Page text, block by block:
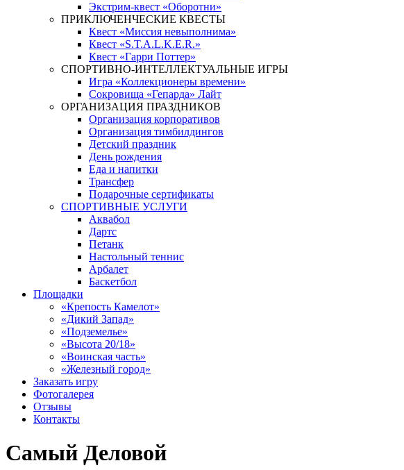
Экстрим-квест «Оборотни»
ПРИКЛЮЧЕНЧЕСКИЕ КВЕСТЫ
Квест «Миссия невыполнима»
Квест «S.T.A.L.K.E.R.»
Квест «Гарри Поттер»
СПОРТИВНО-ИНТЕЛЛЕКТУАЛЬНЫЕ ИГРЫ
Игра «Коллекционеры времени»
Сокровища «Гепарда» Лайт
ОРГАНИЗАЦИЯ ПРАЗДНИКОВ
Организация корпоративов
Организация тимбилдингов
Детский праздник
День рождения
Еда и напитки
Трансфер
Подарочные сертификаты
СПОРТИВНЫЕ УСЛУГИ
Аквабол
Дартс
Петанк
Настольный теннис
Арбалет
Баскетбол
Площадки
«Крепость Камелот»
«Дикий Запад»
«Подземелье»
«Высота 20/18»
«Воинская часть»
«Железный город»
Заказать игру
Фотогалерея
Отзывы
Контакты
Самый Деловой